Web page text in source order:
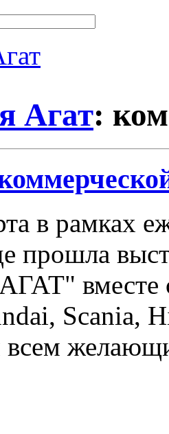
Агат:
в рамках
прошла
вместе
Scania,
всем